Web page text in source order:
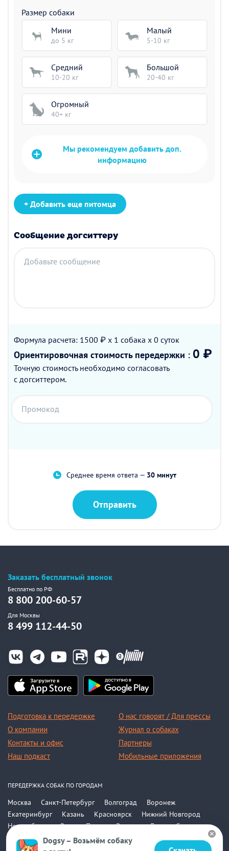
Dogsy – Возьмём собаку
Размер собаки
Мини
до 5 кг
Малый
5-10 кг
Средний
10-20 кг
Большой
20-40 кг
Огромный
40+ кг
Мы рекомендуем добавить доп.
информацию
+ Добавить еще питомца
Сообщение догситтеру
Добавьте сообщение
Формула расчета: 1500 ₽ x 1 собака x 0 суток
Ориентировочная стоимость передержки : 0 ₽
Точную стоимость необходимо согласовать
с догситтером.
Промокод
Среднее время ответа — 30 минут
Отправить
Заказать бесплатный звонок
Бесплатно по РФ
8 800 200-60-57
Для Москвы
8 499 112-44-50
Подготовка к передержке
О компании
Контакты и офис
Наш подкаст
О нас говорят / Для прессы
Журнал о собаках
Партнеры
Мобильные приложения
ПЕРЕДЕРЖКА СОБАК ПО ГОРОДАМ
Москва Санкт-Петербург Волгоград
Воронеж
Екатеринбург
Казань Красноярск
Нижний Новгород
Новосибирск
Омск Пермь Ростов-на-Дону
Самара
Саратов
Уфа Челябинск Все города